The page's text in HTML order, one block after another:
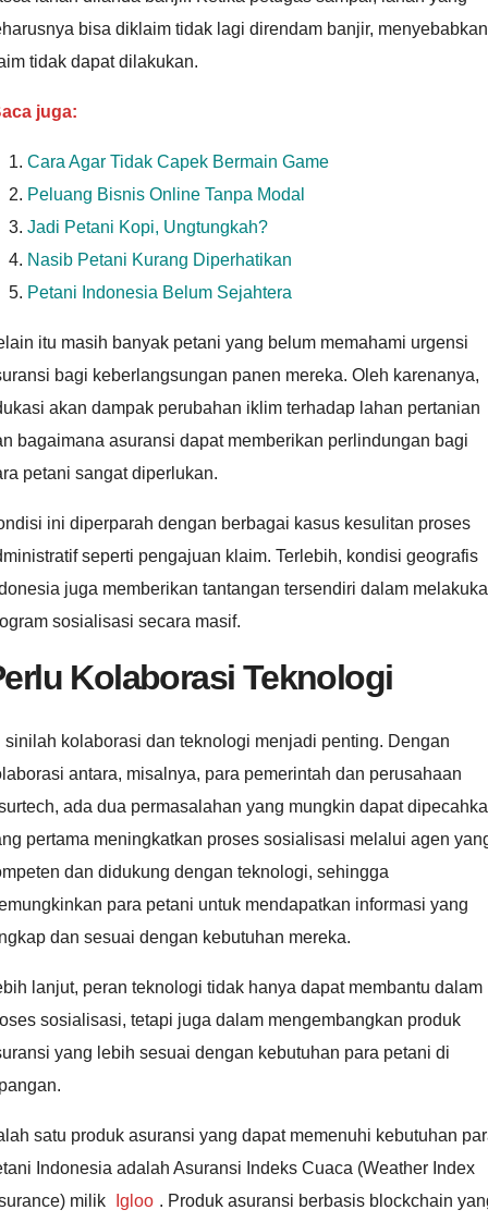
bisa diklaim tidak lagi direndam banjir, menyebabkan
tidak dapat dilakukan.
juga:
Cara Agar Tidak Capek Bermain Game
Peluang Bisnis Online Tanpa Modal
Jadi Petani Kopi, Ungtungkah?
Nasib Petani Kurang Diperhatikan
Petani Indonesia Belum Sejahtera
itu masih banyak petani yang belum memahami urgensi
bagi keberlangsungan panen mereka. Oleh karenanya,
akan dampak perubahan iklim terhadap lahan pertanian
bagaimana asuransi dapat memberikan perlindungan bagi
petani sangat diperlukan.
ini diperparah dengan berbagai kasus kesulitan proses
seperti pengajuan klaim. Terlebih, kondisi geografis
juga memberikan tantangan tersendiri dalam
sosialisasi secara masif.
Kolaborasi Teknologi
sinilah kolaborasi dan teknologi menjadi penting. Dengan
antara, misalnya, para pemerintah dan perusahaan
ada dua permasalahan yang mungkin dapat
pertama meningkatkan proses sosialisasi melalui agen
dan didukung dengan teknologi, sehingga
para petani untuk mendapatkan informasi yang
dan sesuai dengan kebutuhan mereka.
lanjut, peran teknologi tidak hanya dapat membantu dalam
sosialisasi, tetapi juga dalam mengembangkan produk
yang lebih sesuai dengan kebutuhan para petani di
satu produk asuransi yang dapat memenuhi kebutuhan
Indonesia adalah Asuransi Indeks Cuaca (Weather Index
milik
Igloo . Produk asuransi berbasis blockchain